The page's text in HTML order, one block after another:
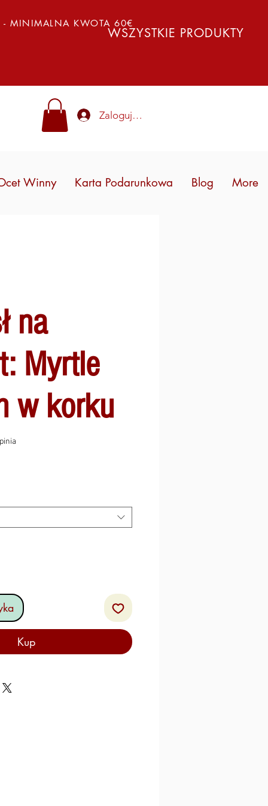
- MINIMALNA KWOTA 60€
WSZYSTKIE PRODUKTY
Zaloguj się
Winny Karta Podarunkowa Blog More
na
Myrtle
w korku
gwiazdek na podstawie 1 recenzji
Kup